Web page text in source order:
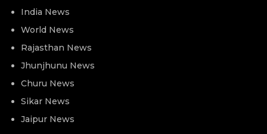
India News
World News
Rajasthan News
Jhunjhunu News
Churu News
Sikar News
Jaipur News